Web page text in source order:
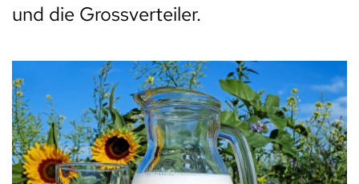
und die Grossverteiler.